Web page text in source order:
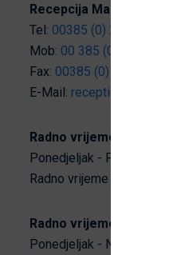
Recepcija Marine
Tel: 00385 (0) 21 / 798
Mob: 00 385 (0) 91 / 29
Fax: 00385 (0) 21 / 798
E-Mail:
Radno vrijeme -
Ponedjeljak - Petak 8:00
Radno vrijeme izvan
Radno vrijeme -
Ponedjeljak - Nedjelja: